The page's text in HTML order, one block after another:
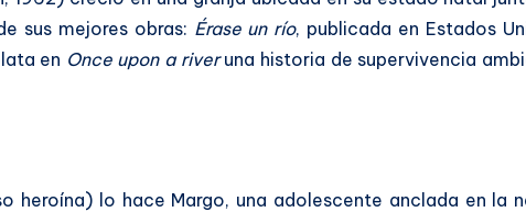
sus mejores obras: Érase un río, publicada en Estados
en Once upon a riveruna historia de supervivencia
heroína) lo hace Margo, una adolescente anclada en